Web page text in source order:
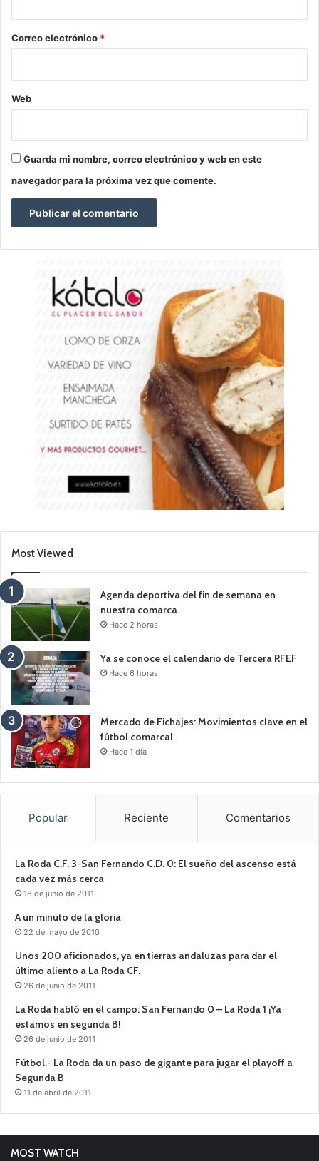
*
Correo electrónico *
Web
Guarda mi nombre, correo electrónico y web en este
navegador para la próxima vez que comente.
Most Viewed
Agenda deportiva del fin de semana en
nuestra comarca
Hace 2 horas
Ya se conoce el calendario de Tercera RFEF
Hace 6 horas
Mercado de Fichajes: Movimientos clave en el
fútbol comarcal
Hace 1 día
Popular Reciente Comentarios
La Roda C.F. 3-San Fernando C.D. 0: El sueño del ascenso está
cada vez más cerca
18 de junio de 2011
A un minuto de la gloria
22 de mayo de 2010
Unos 200 aficionados, ya en tierras andaluzas para dar el
último aliento a La Roda CF.
26 de junio de 2011
La Roda habló en el campo: San Fernando 0 – La Roda 1 ¡Ya
estamos en segunda B!
26 de junio de 2011
Fútbol.- La Roda da un paso de gigante para jugar el playoff a
Segunda B
11 de abril de 2011
MOST WATCH